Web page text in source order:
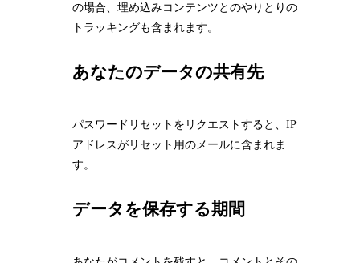
の場合、埋め込みコンテンツとのやりとりの
トラッキングも含まれます。
あなたのデータの共有先
パスワードリセットをリクエストすると、IP
アドレスがリセット用のメールに含まれま
す。
データを保存する期間